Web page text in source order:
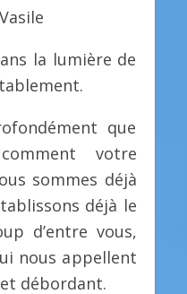
la lumière de
que
votre
sommes déjà
déjà le
d’entre vous,
nous appellent
débordant.